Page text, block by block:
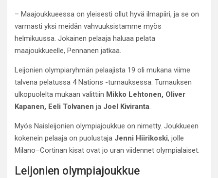
– Maajoukkueessa on yleisesti ollut hyvä ilmapiiri, ja se on
varmasti yksi meidän vahvuuksistamme myös
helmikuussa. Jokainen pelaaja haluaa pelata
maajoukkueelle, Pennanen jatkaa.
Leijonien olympiaryhmän pelaajista 19 oli mukana viime
talvena pelatussa 4 Nations -turnauksessa. Turnauksen
ulkopuolelta mukaan valittiin Mikko Lehtonen, Oliver
Kapanen, Eeli Tolvanen ja Joel Kiviranta.
Myös Naisleijonien olympiajoukkue on nimetty. Joukkueen
kokenein pelaaja on puolustaja Jenni Hiirikoski, jolle
Milano–Cortinan kisat ovat jo uran viidennet olympialaiset.
Leijonien olympiajoukkue